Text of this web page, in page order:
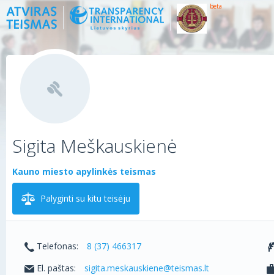
beta
Sigita Meškauskienė
Kauno miesto apylinkės teismas
Palyginti su kitu teisėju
Telefonas:
8 (37) 466317
El. paštas:
sigita.meskauskiene@teismas.lt